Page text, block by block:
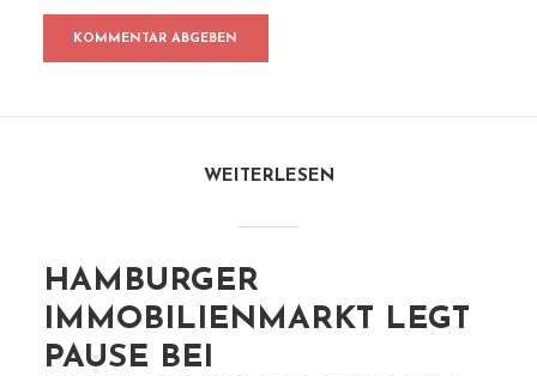
WEITERLESEN
HAMBURGER
IMMOBILIENMARKT LEGT
PAUSE BEI